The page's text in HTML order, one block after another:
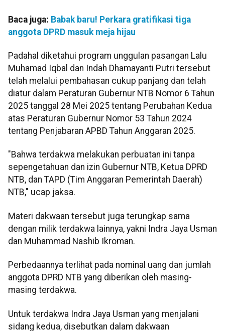
Baca juga: Babak baru! Perkara gratifikasi tiga
anggota DPRD masuk meja hijau
Padahal diketahui program unggulan pasangan Lalu
Muhamad Iqbal dan Indah Dhamayanti Putri tersebut
telah melalui pembahasan cukup panjang dan telah
diatur dalam Peraturan Gubernur NTB Nomor 6 Tahun
2025 tanggal 28 Mei 2025 tentang Perubahan Kedua
atas Peraturan Gubernur Nomor 53 Tahun 2024
tentang Penjabaran APBD Tahun Anggaran 2025.
"Bahwa terdakwa melakukan perbuatan ini tanpa
sepengetahuan dan izin Gubernur NTB, Ketua DPRD
NTB, dan TAPD (Tim Anggaran Pemerintah Daerah)
NTB," ucap jaksa.
Materi dakwaan tersebut juga terungkap sama
dengan milik terdakwa lainnya, yakni Indra Jaya Usman
dan Muhammad Nashib Ikroman.
Perbedaannya terlihat pada nominal uang dan jumlah
anggota DPRD NTB yang diberikan oleh masing-
masing terdakwa.
Untuk terdakwa Indra Jaya Usman yang menjalani
sidang kedua, disebutkan dalam dakwaan